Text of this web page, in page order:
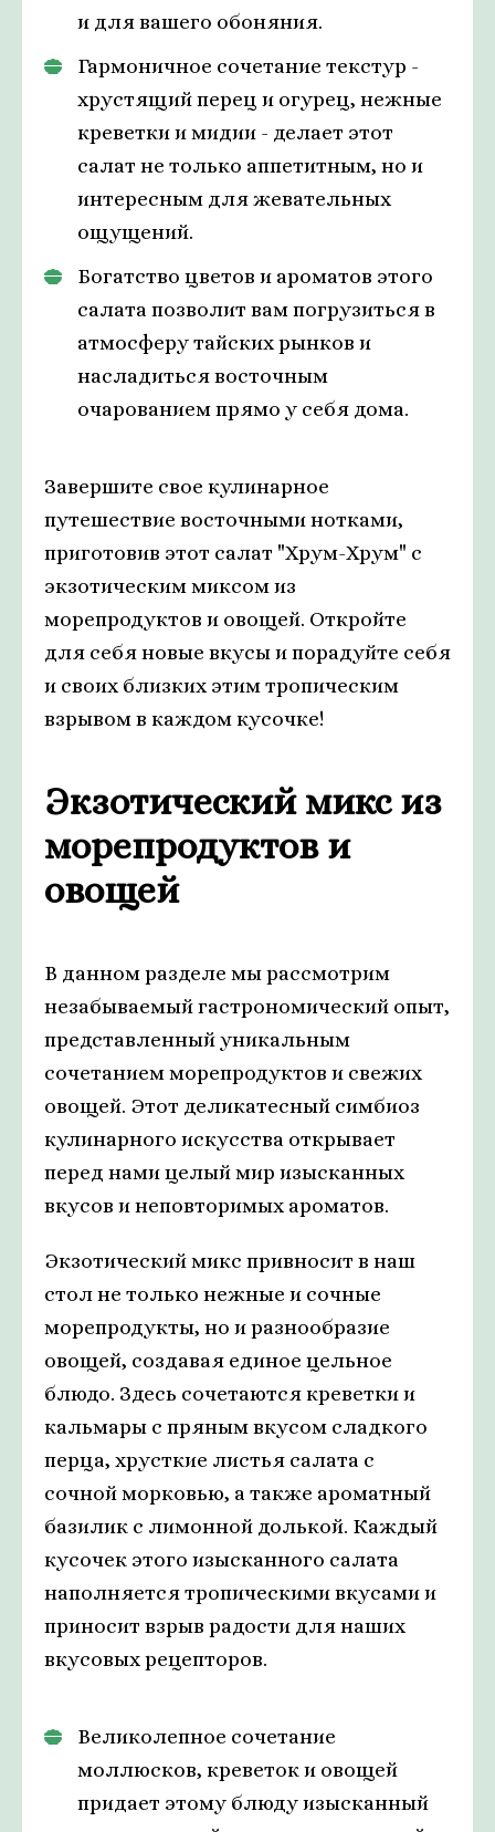
и для вашего обоняния.
Гармоничное сочетание текстур -
хрустящий перец и огурец, нежные
креветки и мидии - делает этот
салат не только аппетитным, но и
интересным для жевательных
ощущений.
Богатство цветов и ароматов этого
салата позволит вам погрузиться в
атмосферу тайских рынков и
насладиться восточным
очарованием прямо у себя дома.
Завершите свое кулинарное
путешествие восточными нотками,
приготовив этот салат "Хрум-Хрум" с
экзотическим миксом из
морепродуктов и овощей. Откройте
для себя новые вкусы и порадуйте себя
и своих близких этим тропическим
взрывом в каждом кусочке!
Экзотический микс из
морепродуктов и
овощей
В данном разделе мы рассмотрим
незабываемый гастрономический опыт,
представленный уникальным
сочетанием морепродуктов и свежих
овощей. Этот деликатесный симбиоз
кулинарного искусства открывает
перед нами целый мир изысканных
вкусов и неповторимых ароматов.
Экзотический микс привносит в наш
стол не только нежные и сочные
морепродукты, но и разнообразие
овощей, создавая единое цельное
блюдо. Здесь сочетаются креветки и
кальмары с пряным вкусом сладкого
перца, хрусткие листья салата с
сочной морковью, а также ароматный
базилик с лимонной долькой. Каждый
кусочек этого изысканного салата
наполняется тропическими вкусами и
приносит взрыв радости для наших
вкусовых рецепторов.
Великолепное сочетание
моллюсков, креветок и овощей
придает этому блюду изысканный